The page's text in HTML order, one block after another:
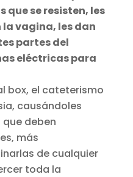
que se resisten, les
vagina, les dan
partes del
eléctricas para
box, el cateterismo
causándoles
deben
más
de cualquier
toda la